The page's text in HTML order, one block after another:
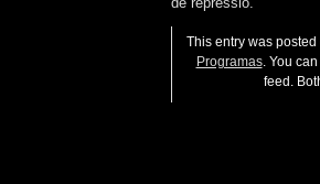
This entry was
Programas. You
feed.